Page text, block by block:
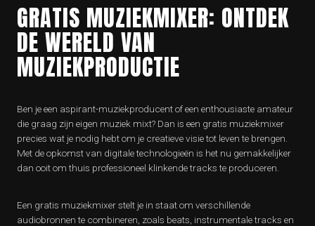
GRATIS MUZIEKMIXER: ONTDEK
DE WERELD VAN
MUZIEKPRODUCTIE
Ben je een aspirant-muziekproducent of een enthousiaste amateur
die graag zijn eigen muziek mixt? Dan is een gratis muziekmixer
precies wat je nodig hebt om je creatieve visie tot leven te brengen.
Met de opkomst van digitale technologieën is het nu gemakkelijker
dan ooit om thuis professioneel klinkende tracks te produceren.
Een gratis muziekmixer stelt je in staat om verschillende
audiobronnen te combineren, zoals beats, instrumentale tracks en